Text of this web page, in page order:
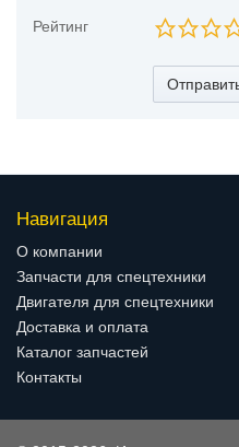
Рейтинг
Навигация
О компании
Запчасти для спецтехники
Двигателя для спецтехники
Доставка и оплата
Каталог запчастей
Контакты